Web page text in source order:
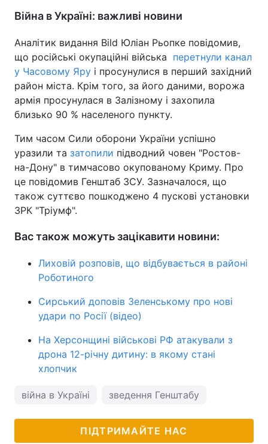
Війна в Україні: важливі новини
Аналітик видання Bild Юліан Рьопке повідомив,
що російські окупаційні війська перетнули канал
у Часовому Яру і просунулися в перший західний
район міста. Крім того, за його даними, ворожа
армія просунулася в Залізному і захопила
близько 90 % населеного пункту.
Тим часом Сили оборони України успішно
уразили та затопили підводний човен "Ростов-
на-Дону" в тимчасово окупованому Криму. Про
це повідомив Генштаб ЗСУ. Зазначалося, що
також суттєво пошкоджено 4 пускові установки
ЗРК "Тріумф".
Вас також можуть зацікавити новини:
Лиховій розповів, що відбувається в районі
Роботиного
Сирський доповів Зеленському про нові
удари по Росії (відео)
На Херсонщині військові РФ атакували з
дрона 12-річну дитину: в якому стані
хлопчик
війна в Україні зведення Генштабу
ПІДТРИМАЙТЕ НАС